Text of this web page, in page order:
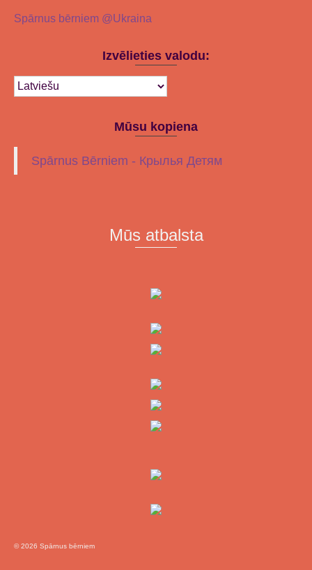
Spārnus bērniem @Ukraina
Izvēlieties valodu:
Mūsu kopiena
Spārnus Bērniem - Крылья Детям
Mūs atbalsta
© 2026 Spārnus bērniem